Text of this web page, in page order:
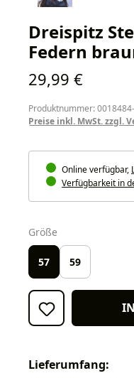
Dreispitz
Federn
Regulärer Preis:
29,99 €
Produktnummer:
Preise inkl. MwSt. zzgl.
Online verfügbar,
Verfügbarkeit in
Größe
57 59
Lieferumfang: